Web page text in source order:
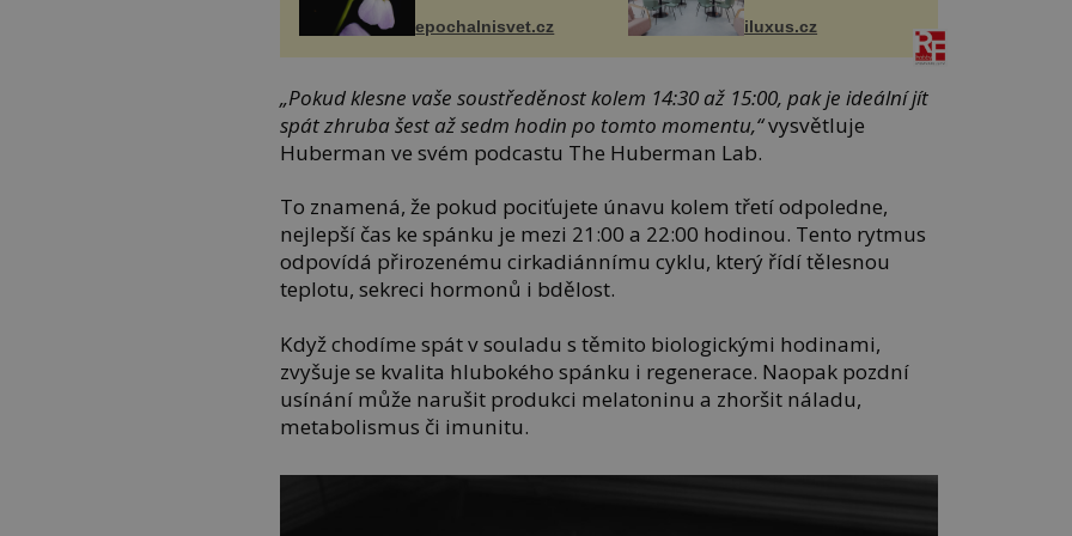
epochalnisvet.cz iluxus.cz
„Pokud klesne vaše soustředěnost kolem 14:30 až 15:00, pak je ideální jít
spát zhruba šest až sedm hodin po tomto momentu,“vysvětluje
Huberman ve svém podcastu The Huberman Lab.
To znamená, že pokud pociťujete únavu kolem třetí odpoledne,
nejlepší čas ke spánku je mezi 21:00 a 22:00 hodinou. Tento rytmus
odpovídá přirozenému cirkadiánnímu cyklu, který řídí tělesnou
teplotu, sekreci hormonů i bdělost.
Když chodíme spát v souladu s těmito biologickými hodinami,
zvyšuje se kvalita hlubokého spánku i regenerace. Naopak pozdní
usínání může narušit produkci melatoninu a zhoršit náladu,
metabolismus či imunitu.